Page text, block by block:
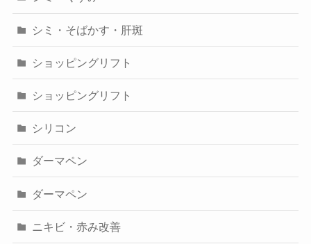
シミ・そばかす・肝斑
ショッピングリフト
ショッピングリフト
シリコン
ダーマペン
ダーマペン
ニキビ・赤み改善